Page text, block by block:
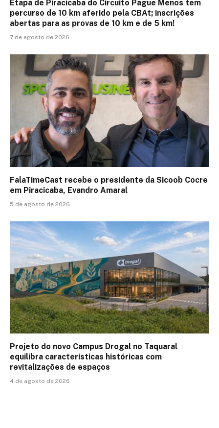
Etapa de Piracicaba do Circuito Pague Menos tem
percurso de 10 km aferido pela CBAt; inscrições
abertas para as provas de 10 km e de 5 km!
7 de agosto de 2026
FalaTimeCast recebe o presidente da Sicoob Cocre
em Piracicaba, Evandro Amaral
5 de agosto de 2026
Projeto do novo Campus Drogal no Taquaral
equilibra características históricas com
revitalizações de espaços
4 de agosto de 2026